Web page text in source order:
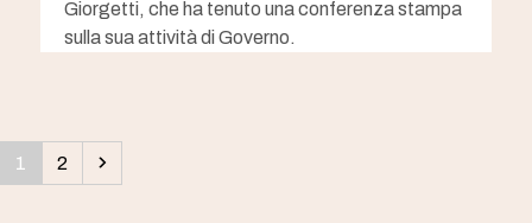
Giorgetti, che ha tenuto una conferenza stampa
sulla sua attività di Governo.
Pagina
1 Pagina
2 Successivo